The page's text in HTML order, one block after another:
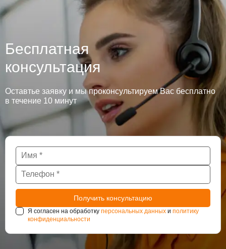
Бесплатная
консультация
Оставтье заявку и мы проконсультируем Вас бесплатно
в течение 10 минут
Я согласен на обработку персональных данных и политику
конфиденциальности